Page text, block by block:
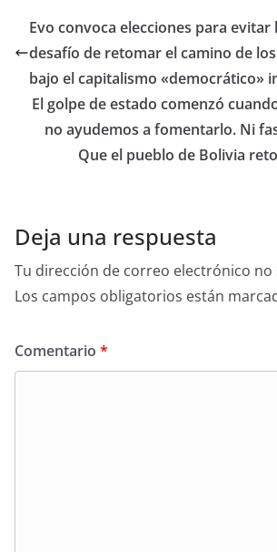
Evo convoca elecciones para evitar
desafío de retomar el camino de
bajo el capitalismo «democrático»
El golpe de estado comenzó
no ayudemos a fomentarlo. Ni
Que el pueblo de Bolivia
Deja una respuesta
Tu dirección de correo electrónico no
Los campos obligatorios están
Comentario *